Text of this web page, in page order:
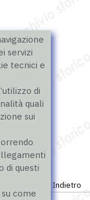
servizi
tecnici e
di
quali
sui
di questi
come
Indietro